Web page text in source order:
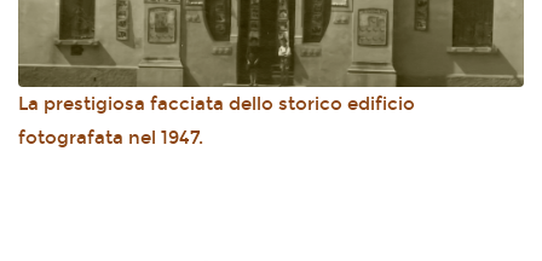
La prestigiosa facciata dello storico edificio
fotografata nel 1947.